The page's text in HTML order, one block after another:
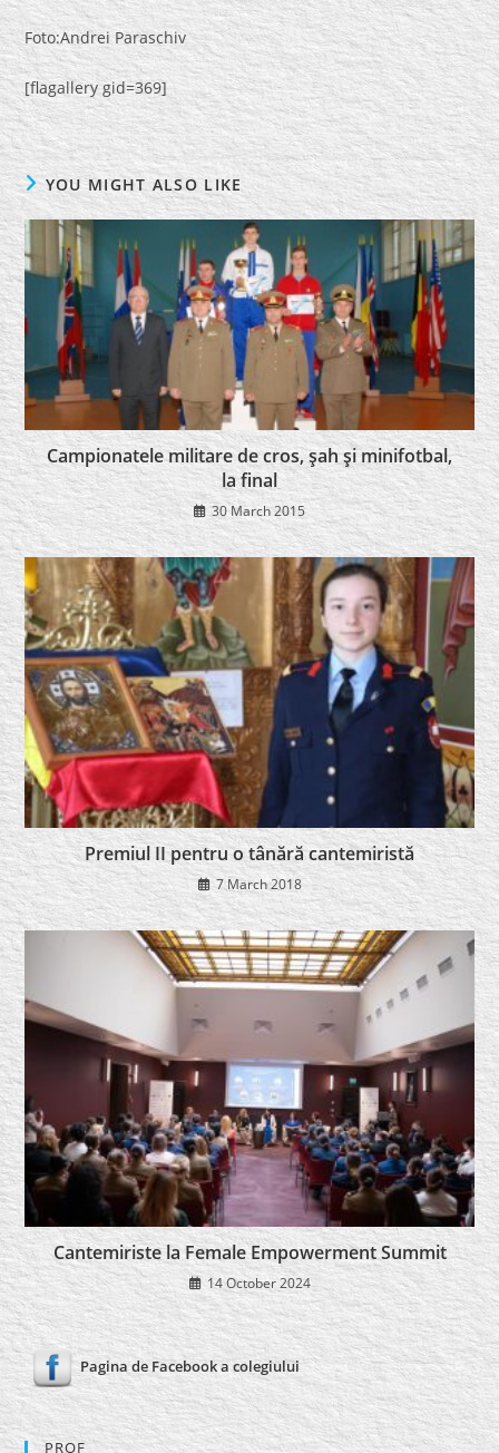
Foto:Andrei Paraschiv
[flagallery gid=369]
YOU MIGHT ALSO LIKE
Campionatele militare de cros, şah şi minifotbal,
la final
30 March 2015
Premiul II pentru o tânără cantemiristă
7 March 2018
Cantemiriste la Female Empowerment Summit
14 October 2024
Pagina de Facebook a colegiului
PROF